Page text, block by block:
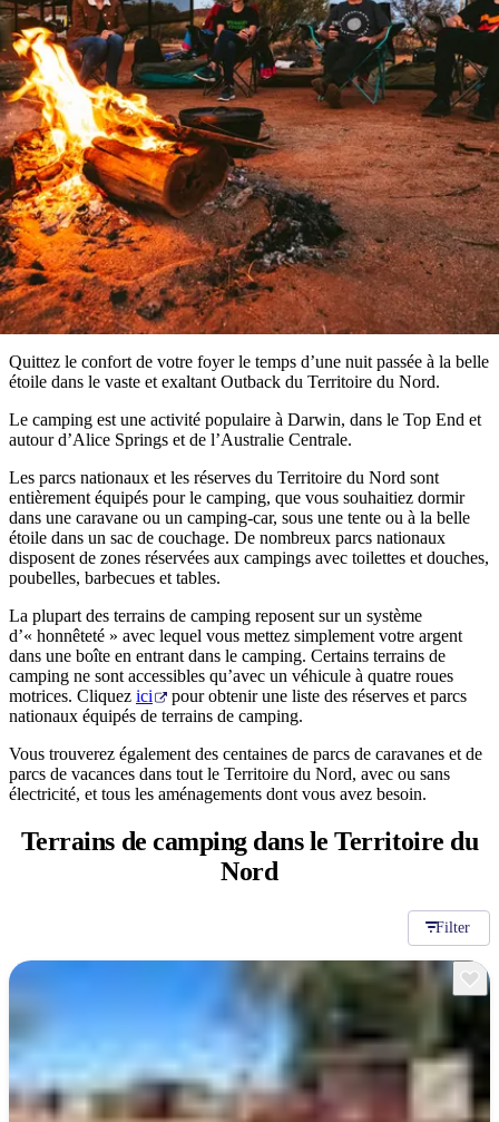
Outback
et
activités
en
plein
air
Explorer
par
régions
du
diable
Maguk
national
des
West
MacDonnell
À
faire
Profil
de
voyageur
Les
incontournables
du
Territoire
du
Nord
Planifiez
votre
voyage
réserver
Infos
pratiques
Outils
de
planification
Rechercher:
Sign
up
Camping et glamping
Quittez le confort de votre foyer le temps d’une nuit passée à la belle
étoile dans le vaste et exaltant Outback du Territoire du Nord.
Le camping est une activité populaire à Darwin, dans le Top End et
autour d’Alice Springs et de l’Australie Centrale.
Les parcs nationaux et les réserves du Territoire du Nord sont
entièrement équipés pour le camping, que vous souhaitiez dormir
dans une caravane ou un camping-car, sous une tente ou à la belle
étoile dans un sac de couchage. De nombreux parcs nationaux
disposent de zones réservées aux campings avec toilettes et douches,
poubelles, barbecues et tables.
La plupart des terrains de camping reposent sur un système
d’« honnêteté » avec lequel vous mettez simplement votre argent
dans une boîte en entrant dans le camping. Certains terrains de
camping ne sont accessibles qu’avec un véhicule à quatre roues
motrices. Cliquez ici
pour obtenir une liste des réserves et parcs
nationaux équipés de terrains de camping.
Vous trouverez également des centaines de parcs de caravanes et de
parcs de vacances dans tout le Territoire du Nord, avec ou sans
électricité, et tous les aménagements dont vous avez besoin.
Terrains de camping dansle Territoire du
Nord
Filter